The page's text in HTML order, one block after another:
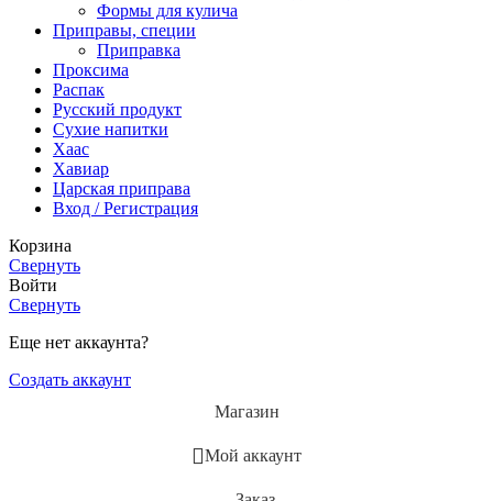
Формы для кулича
Приправы, специи
Приправка
Проксима
Распак
Русский продукт
Сухие напитки
Хаас
Хавиар
Царская приправа
Вход / Регистрация
Корзина
Свернуть
Войти
Свернуть
Еще нет аккаунта?
Создать аккаунт
Магазин
Мой аккаунт